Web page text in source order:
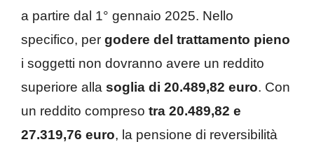
a partire dal 1° gennaio 2025. Nello
specifico, per godere del trattamento pieno
i soggetti non dovranno avere un reddito
superiore alla soglia di 20.489,82 euro. Con
un reddito compreso tra 20.489,82 e
27.319,76 euro, la pensione di reversibilità